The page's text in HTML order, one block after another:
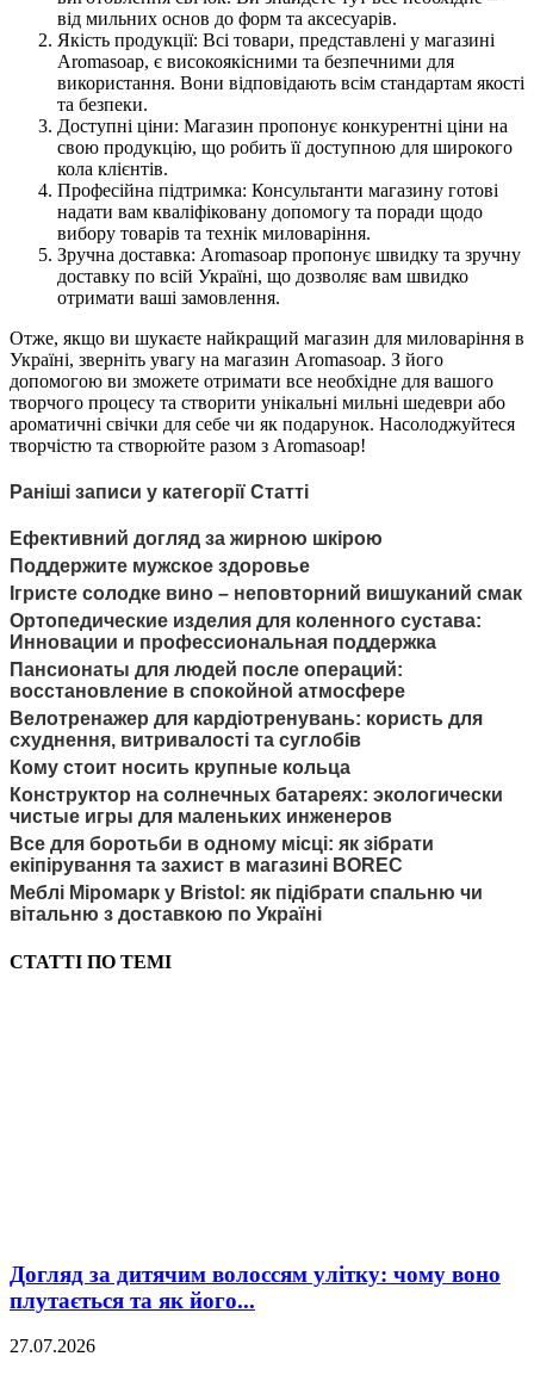
від мильних основ до форм та аксесуарів.
Якість продукції: Всі товари, представлені у магазині
Aromasoap, є високоякісними та безпечними для
використання. Вони відповідають всім стандартам якості
та безпеки.
Доступні ціни: Магазин пропонує конкурентні ціни на
свою продукцію, що робить її доступною для широкого
кола клієнтів.
Професійна підтримка: Консультанти магазину готові
надати вам кваліфіковану допомогу та поради щодо
вибору товарів та технік миловаріння.
Зручна доставка: Aromasoap пропонує швидку та зручну
доставку по всій Україні, що дозволяє вам швидко
отримати ваші замовлення.
Отже, якщо ви шукаєте найкращий магазин для миловаріння в
Україні, зверніть увагу на магазин Aromasoap. З його
допомогою ви зможете отримати все необхідне для вашого
творчого процесу та створити унікальні мильні шедеври або
ароматичні свічки для себе чи як подарунок. Насолоджуйтеся
творчістю та створюйте разом з Aromasoap!
Раніші записи у категорії Статті
Ефективний догляд за жирною шкірою
Поддержите мужское здоровье
Ігристе солодке вино – неповторний вишуканий смак
Ортопедические изделия для коленного сустава:
Инновации и профессиональная поддержка
Пансионаты для людей после операций:
восстановление в спокойной атмосфере
Велотренажер для кардіотренувань: користь для
схуднення, витривалості та суглобів
Кому стоит носить крупные кольца
Конструктор на солнечных батареях: экологически
чистые игры для маленьких инженеров
Все для боротьби в одному місці: як зібрати
екіпірування та захист в магазині BOREC
Меблі Міромарк у Bristol: як підібрати спальню чи
вітальню з доставкою по Україні
СТАТТІ ПО ТЕМІ
Догляд за дитячим волоссям улітку: чому воно
плутається та як його...
27.07.2026